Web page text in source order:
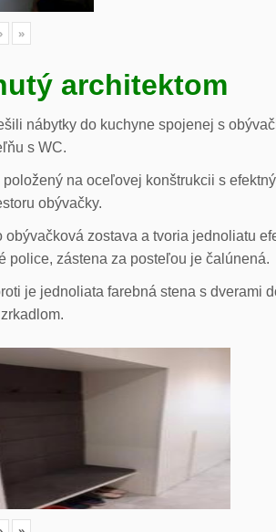
› »
architektom
nábytky do kuchyne spojenej s
s WC.
na oceľovej konštrukcii s
obývačky.
zostava a tvoria jednoliatu
police, zástena za posteľou je čalúnená.
je jednoliata farebná stena s dverami